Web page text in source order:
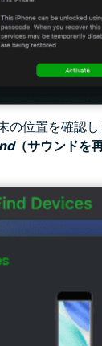
の位置を確認
（サウンドを再